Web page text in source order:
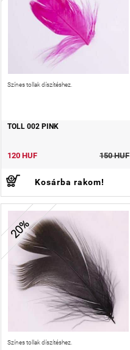
Színes tollak díszítéshez.
TOLL 002 PINK
120 HUF 150 HUF
Kosárba rakom!
20%
Színes tollak díszítéshez.